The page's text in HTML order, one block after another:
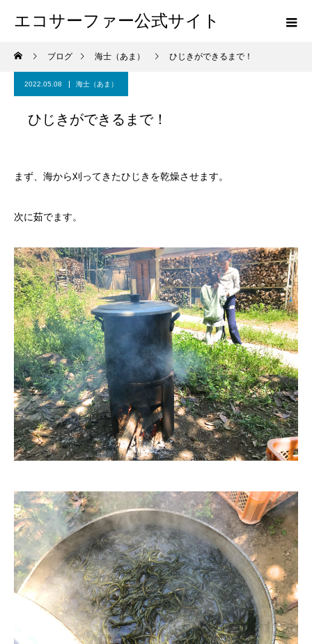
エコサーファー公式サイト
ブログ 海士（あま） ひじきができるまで！
2022.05.08 海士（あま）
ひじきができるまで！
まず、海から刈ってきたひじきを乾燥させます。
次に茹でます。